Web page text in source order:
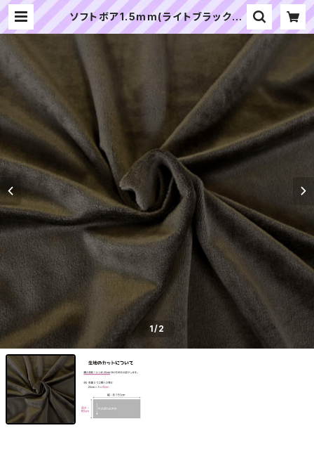
ソフトボア1.5mm(ライトブラック)S
B040 ぬいぐるみ用短毛ボア生地 2
1/2